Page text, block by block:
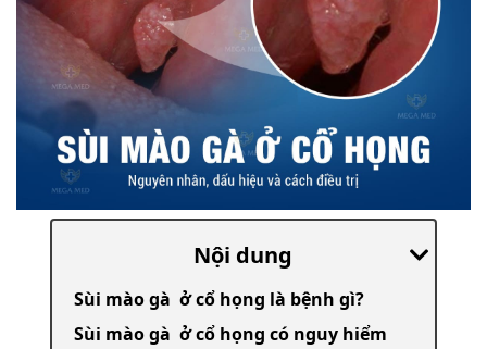
Nội dung
Sùi mào gà ở cổ họng là bệnh gì?
Sùi mào gà ở cổ họng có nguy hiểm